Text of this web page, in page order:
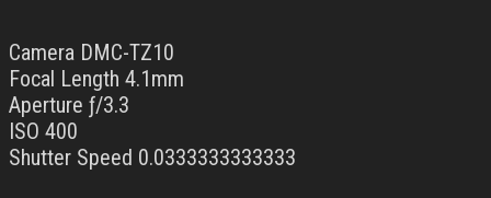
Camera DMC-TZ10
Focal Length 4.1mm
Aperture ƒ/3.3
ISO 400
Shutter Speed 0.0333333333333